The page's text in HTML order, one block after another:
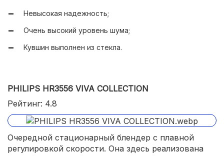
Невысокая надежность;
Очень высокий уровень шума;
Кувшин выполнен из стекла.
PHILIPS HR3556 VIVA COLLECTION
Рейтинг: 4.8
Очередной стационарный блендер с плавной
регулировкой скорости. Она здесь реализована